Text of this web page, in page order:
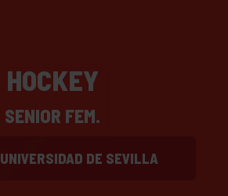
HOCKEY
SENIOR FEM.
UNIVERSIDAD DE SEVILLA